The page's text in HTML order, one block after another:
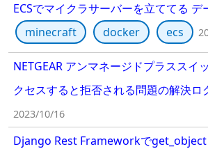
ECSでマイクラサーバーを立ててる デ
minecraft
docker ecs
NETGEAR アンマネージドプラススイ
クセスすると拒否される問題の解決ロ
2023/10/16
Django Rest Frameworkでget_object